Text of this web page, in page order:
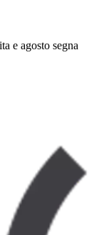
e agosto segna